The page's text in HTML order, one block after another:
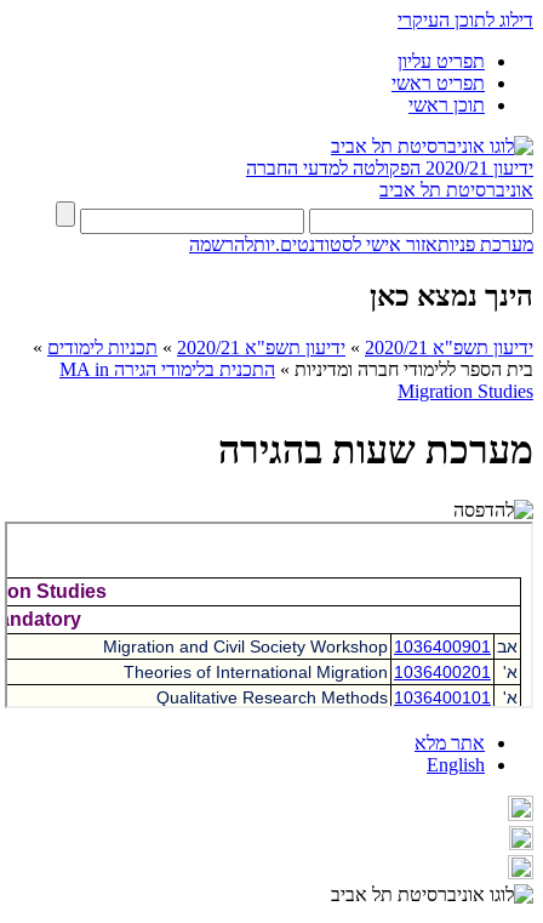
דילוג לתוכן העיקרי
תפריט עליון
תפריט ראשי
תוכן ראשי
ידיעון 2020/21
הפקולטה למדעי החברה
אוניברסיטת תל אביב
מערכת פניותאזור אישי לסטודנטים.יותלהרשמה
הינך נמצא כאן
ידיעון תשפ"א 2020/21 » ידיעון תשפ"א 2020/21 » תכניות לימודים »
בית הספר ללימודי חברה ומדיניות »
התכנית בלימודי הגירה MA in
Migration Studies​
מערכת שעות בהגירה
אתר מלא
English